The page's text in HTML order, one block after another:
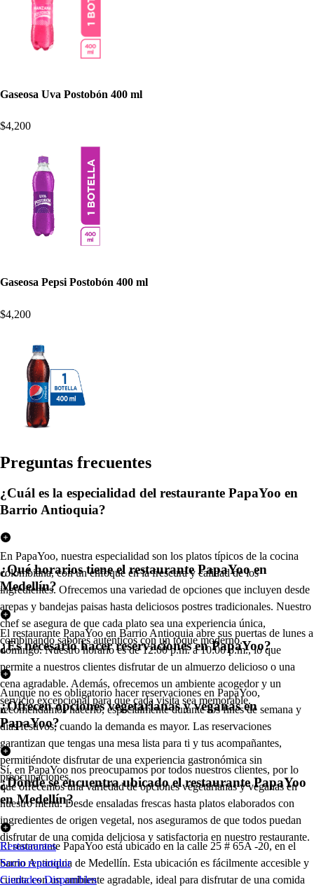
Gaseosa Uva Postobón 400 ml
$4,200
Gaseosa Pepsi Postobón 400 ml
$4,200
Preguntas frecuentes
¿Cuál es la especialidad del restaurante PapaYoo en
Barrio Antioquia?
En PapaYoo, nuestra especialidad son los platos típicos de la cocina
colombiana, con un enfoque en la frescura y calidad de los
ingredientes. Ofrecemos una variedad de opciones que incluyen desde
arepas y bandejas paisas hasta deliciosos postres tradicionales. Nuestro
chef se asegura de que cada plato sea una experiencia única,
combinando sabores auténticos con un toque moderno.
¿Qué horarios tiene el restaurante PapaYoo en
Medellín?
El restaurante PapaYoo en Barrio Antioquia abre sus puertas de lunes a
domingo. Nuestro horario es de 12:00 p.m. a 10:00 p.m., lo que
permite a nuestros clientes disfrutar de un almuerzo delicioso o una
cena agradable. Además, ofrecemos un ambiente acogedor y un
servicio excepcional para que cada visita sea memorable.
¿Es necesario hacer reservaciones en PapaYoo?
Aunque no es obligatorio hacer reservaciones en PapaYoo,
recomendamos hacerlo, especialmente durante los fines de semana y
días festivos, cuando la demanda es mayor. Las reservaciones
garantizan que tengas una mesa lista para ti y tus acompañantes,
permitiéndote disfrutar de una experiencia gastronómica sin
preocupaciones.
¿Ofrecen opciones vegetarianas y veganas en
PapaYoo?
Sí, en PapaYoo nos preocupamos por todos nuestros clientes, por lo
que ofrecemos una variedad de opciones vegetarianas y veganas en
nuestro menú. Desde ensaladas frescas hasta platos elaborados con
ingredientes de origen vegetal, nos aseguramos de que todos puedan
disfrutar de una comida deliciosa y satisfactoria en nuestro restaurante.
¿Dónde se encuentra ubicado el restaurante PapaYoo
en Medellín?
El restaurante PapaYoo está ubicado en la calle 25 # 65A -20, en el
barrio Antioquia de Medellín. Esta ubicación es fácilmente accesible y
cuenta con un ambiente agradable, ideal para disfrutar de una comida
Restaurantes
Socio repartidor
Ciudades Disponibles